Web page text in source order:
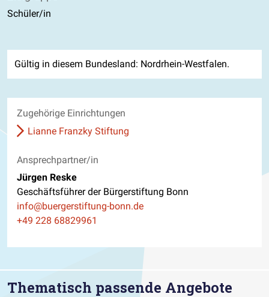
Schüler/in
Gültig in diesem Bundesland: Nordrhein-Westfalen.
Zugehörige Einrichtungen
Lianne Franzky Stiftung
Ansprechpartner/in
Jürgen Reske
Geschäftsführer der Bürgerstiftung Bonn
E-Mail
info@buergerstiftung-bonn.de
Telefon
+49 228 68829961
Thematisch passende Angebote